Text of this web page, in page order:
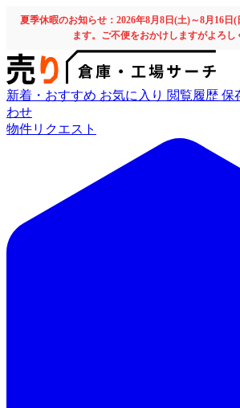
夏季休暇のお知らせ：2026年8月8日(土)～8月16
ます。ご不便をおかけしますがよろし
新着・おすすめ お気に入り 閲覧履歴 保
わせ
物件リクエスト